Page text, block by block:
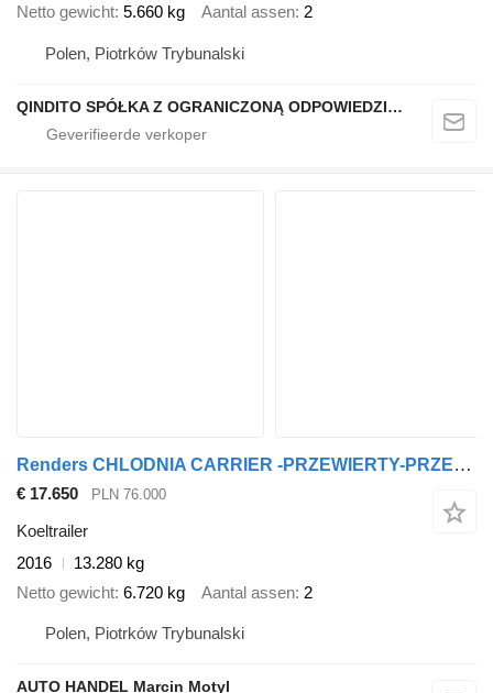
Netto gewicht 5.660 kg Aantal assen 2
Polen, Piotrków Trybunalski
QINDITO SPÓŁKA Z OGRANICZONĄ ODPOWIEDZIALNOŚCIĄ
Renders CHLODNIA CARRIER -PRZEWIERTY-PRZEKOPY
€ 17.650 PLN 76.000
Koeltrailer
2016
13.280 kg
Netto gewicht 6.720 kg Aantal assen 2
Polen, Piotrków Trybunalski
AUTO HANDEL Marcin Motyl